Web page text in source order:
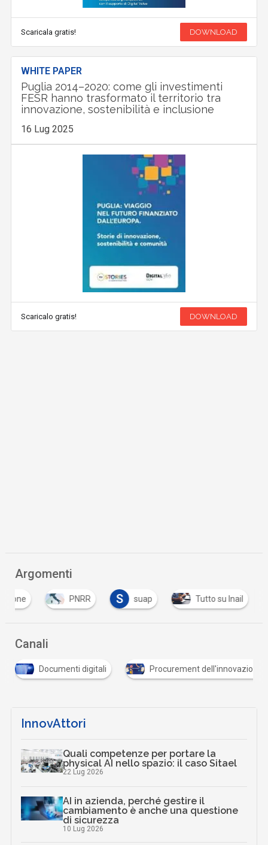
Scaricala gratis! DOWNLOAD
WHITE PAPER
Puglia 2014–2020: come gli investimenti
FESR hanno trasformato il territorio tra
innovazione, sostenibilità e inclusione
16 Lug 2025
Scaricalo gratis! DOWNLOAD
Argomenti
PNRR S suap Tutto su Inail
Canali
Documenti digitali Procurement dell'innovazione
InnovAttori
Quali competenze per portare la
physical AI nello spazio: il caso Sitael
22 Lug 2026
AI in azienda, perché gestire il
cambiamento è anche una questione
di sicurezza
10 Lug 2026